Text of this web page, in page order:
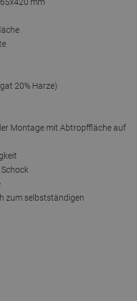
20% Harze)
Montage mit Abtropffläche auf
zum selbstständigen